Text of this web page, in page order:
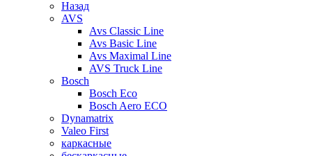
Назад
AVS
Avs Classic Line
Avs Basic Line
Avs Maximal Line
AVS Truck Line
Bosch
Bosch Eco
Bosch Aero ECO
Dynamatrix
Valeo First
каркасные